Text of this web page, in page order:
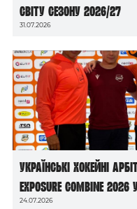
світу сезону 2026/27
31.07.2026
Українські хокейні
Exposure Combine 2026
24.07.2026